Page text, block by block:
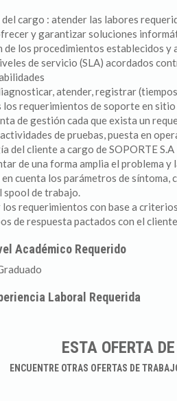
cargo : atender las labores
y garantizar soluciones
de los procedimientos establecidos y
de servicio (SLA) acordados
atender, registrar
los requerimientos de soporte en
de gestión cada que exista un
de pruebas, puesta en
del cliente a cargo de SOPORTE S.A
de una forma amplia el problema
cuenta los parámetros de síntoma,
spool de trabajo.
requerimientos con base a
de respuesta pactados con el cliente
Académico Requerido
Laboral Requerida
ESTA OFERTA
ENCUENTRE OTRAS OFERTAS DE